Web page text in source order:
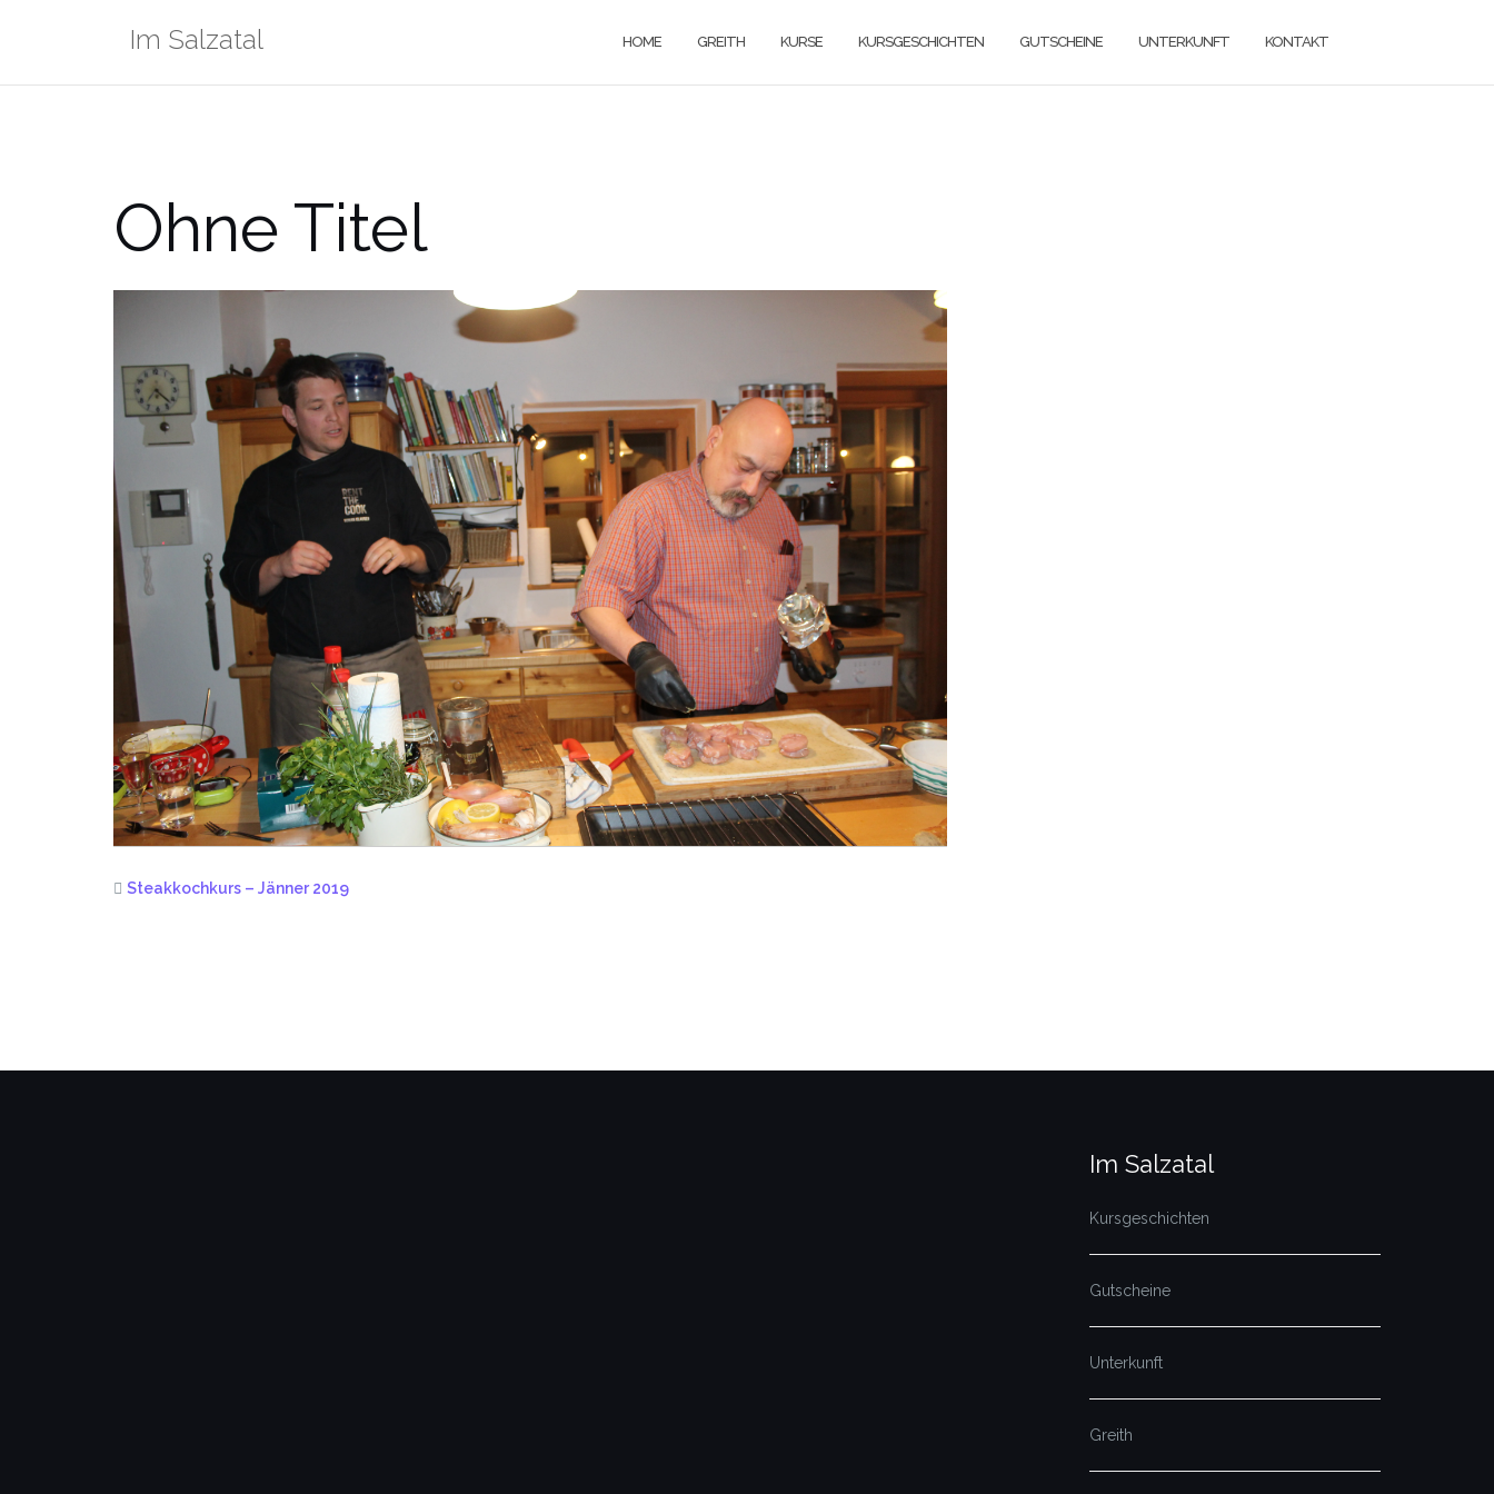
Im Salzatal HOME GREITH KURSE KURSGESCHICHTEN GUTSCHEINE UNTERKUNFT KONTAKT
Ohne Titel
Steakkochkurs – Jänner 2019
Im Salzatal
Kursgeschichten
Gutscheine
Unterkunft
Greith